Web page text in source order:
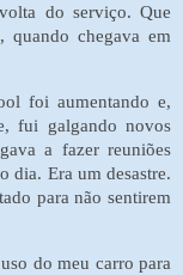
do serviço. Que
quando chegava em
foi aumentando e,
fui galgando novos
a fazer reuniões
dia. Era um desastre.
para não sentirem
do meu carro para